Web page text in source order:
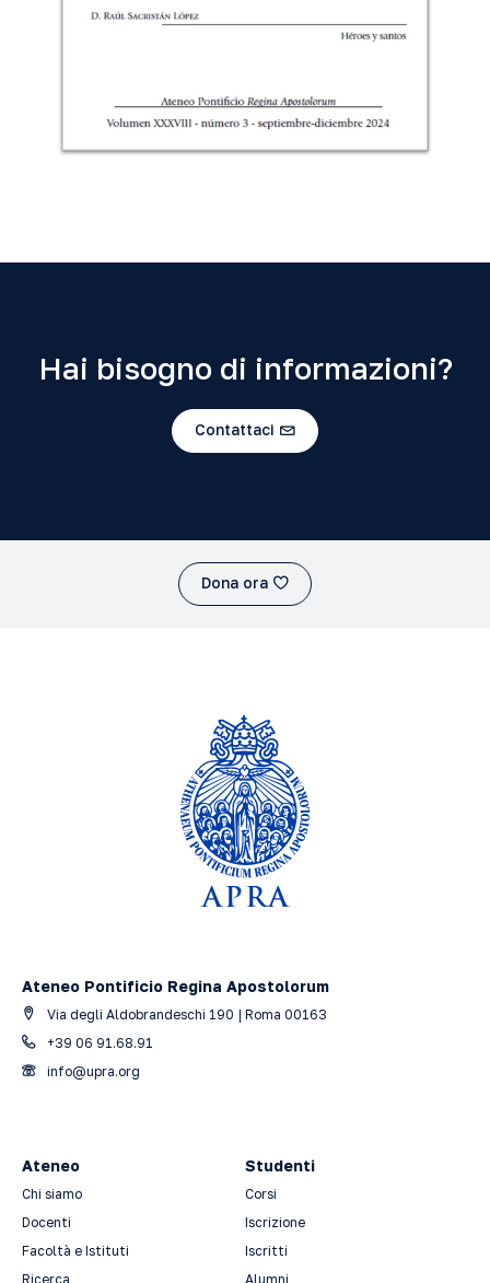
Hai bisogno di informazioni?
Contattaci
Dona ora
Ateneo Pontificio Regina Apostolorum
Via degli Aldobrandeschi 190 | Roma 00163
+39 06 91.68.91
info@upra.org
Ateneo
Chi siamo
Docenti
Facoltà e Istituti
Ricerca
Studenti
Corsi
Iscrizione
Iscritti
Alumni